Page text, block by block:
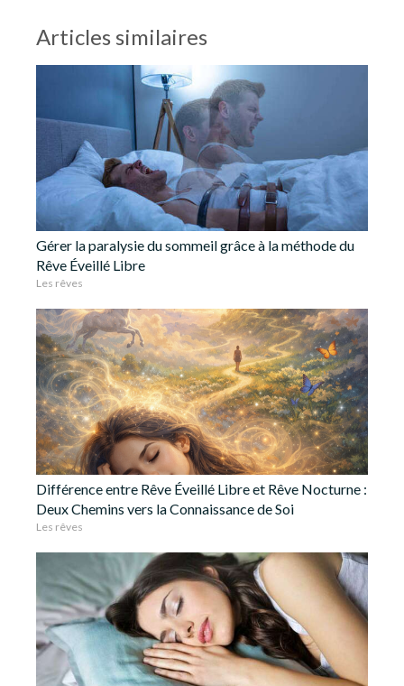
Articles similaires
Gérer la paralysie du sommeil grâce à la méthode du
Rêve Éveillé Libre
Les rêves
Différence entre Rêve Éveillé Libre et Rêve Nocturne :
Deux Chemins vers la Connaissance de Soi
Les rêves